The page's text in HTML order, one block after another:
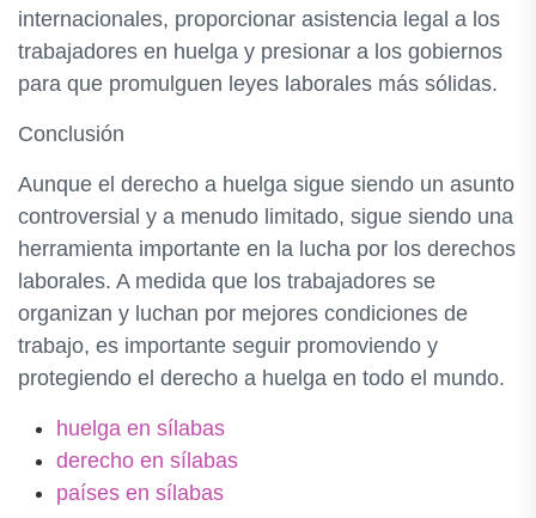
internacionales, proporcionar asistencia legal a los
trabajadores en huelga y presionar a los gobiernos
para que promulguen leyes laborales más sólidas.
Conclusión
Aunque el derecho a huelga sigue siendo un asunto
controversial y a menudo limitado, sigue siendo una
herramienta importante en la lucha por los derechos
laborales. A medida que los trabajadores se
organizan y luchan por mejores condiciones de
trabajo, es importante seguir promoviendo y
protegiendo el derecho a huelga en todo el mundo.
huelga en sílabas
derecho en sílabas
países en sílabas